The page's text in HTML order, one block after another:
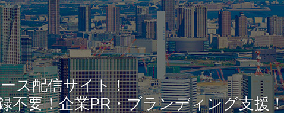
ス配信サイト！
不要！企業PR・ブランディング支援